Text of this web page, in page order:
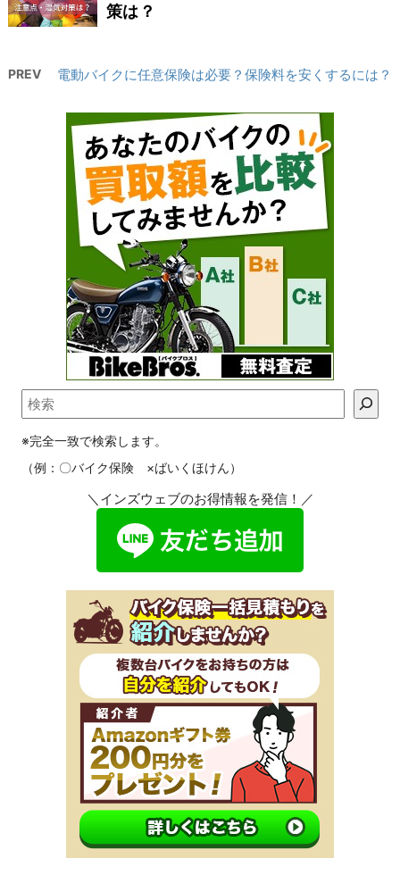
策は？
PREV 電動バイクに任意保険は必要？保険料を安くするには？
※完全一致で検索します。
（例：〇バイク保険 ×ばいくほけん）
＼インズウェブのお得情報を発信！／